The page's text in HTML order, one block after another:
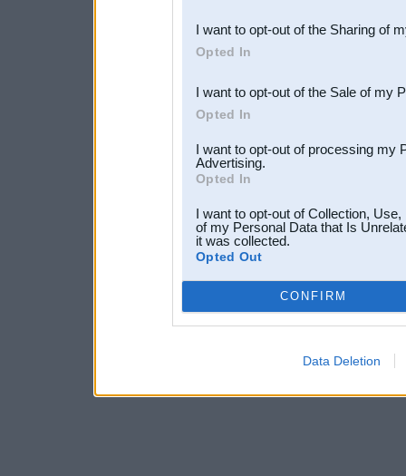
Downstream Participants
third parties.
I want to opt-out of the Sharing of
Opted In
I want to opt-out of the Sale of my
Opted In
I want to opt-out of processing my
Advertising.
Opted In
I want to opt-out of Collection,
of my Personal Data that Is
it was collected.
Opted Out
CONFIRM
Data Deletion